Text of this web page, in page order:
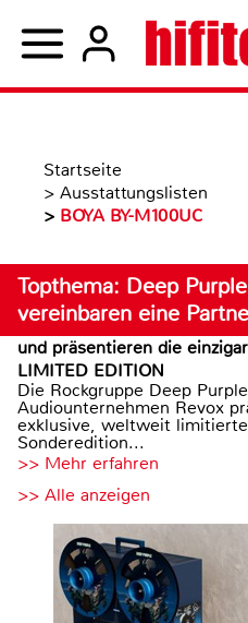
Startseite
> Ausstattungslisten
> BOYA BY-M100UC
Topthema: Deep
vereinbaren eine
und präsentieren die
LIMITED EDITION
Die Rockgruppe Deep
Audiounternehmen Revox
exklusive, weltweit
Sonderedition...
>> Mehr erfahren
>> Alle anzeigen